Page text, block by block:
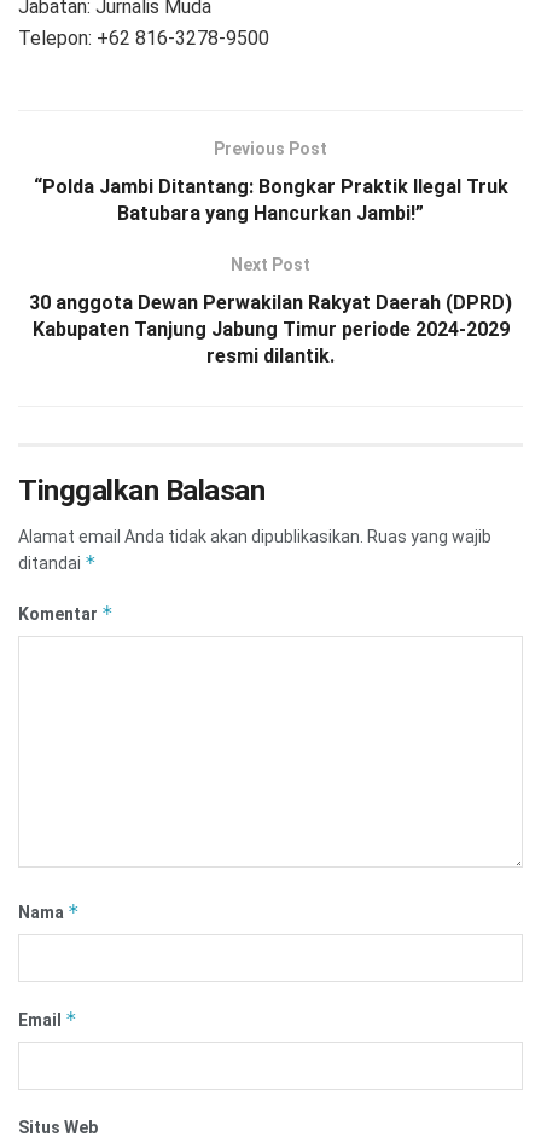
Jabatan: Jurnalis Muda
Telepon: +62 816-3278-9500
Previous Post
“Polda Jambi Ditantang: Bongkar Praktik Ilegal Truk
Batubara yang Hancurkan Jambi!”
Next Post
30 anggota Dewan Perwakilan Rakyat Daerah (DPRD)
Kabupaten Tanjung Jabung Timur periode 2024-2029
resmi dilantik.
Tinggalkan Balasan
Alamat email Anda tidak akan dipublikasikan. Ruas yang wajib
ditandai *
Komentar *
Nama *
Email *
Situs Web